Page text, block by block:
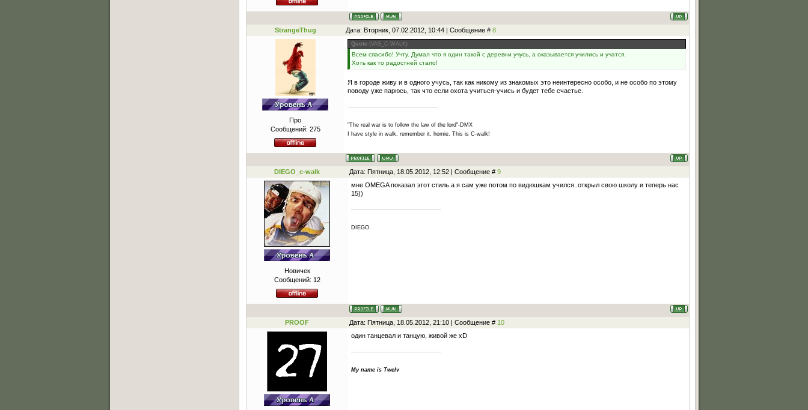
StrangeThug Дата: Вторник, 07.02.2012, 10:44 | Сообщение # 8
Про
Сообщений: 275
Quote(VAS_C-WALK)
Всем спасибо! Учту. Думал что я один такой с деревни учусь, а оказывается учились и учатся.
Хоть как то радостней стало!
Я в городе живу и в одного учусь, так как никому из знакомых это неинтересно особо, и не особо по этому
поводу уже парюсь, так что если охота учиться-учись и будет тебе счастье.
"The real war is to follow the law of the lord"-DMX
I have style in walk, remember it, homie. This is C-walk!
DIEGO_c-walk Дата: Пятница, 18.05.2012, 12:52 | Сообщение # 9
Новичек
Сообщений: 12
мне OMEGA показал этот стиль а я сам уже потом по видюшкам учился..открыл свою школу и теперь нас
15))
DIEGO
PROOF Дата: Пятница, 18.05.2012, 21:10 | Сообщение # 10
один танцевал и танцую, живой же xD
My name is Twelv